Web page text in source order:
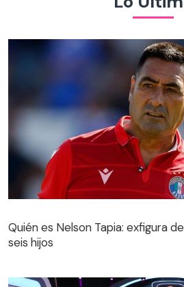
seis hijos
Quién es Nelson Tapia: exfigura
seis hijos